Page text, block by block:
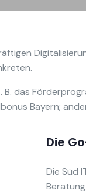
das
Bayern;
Die
Die Süd